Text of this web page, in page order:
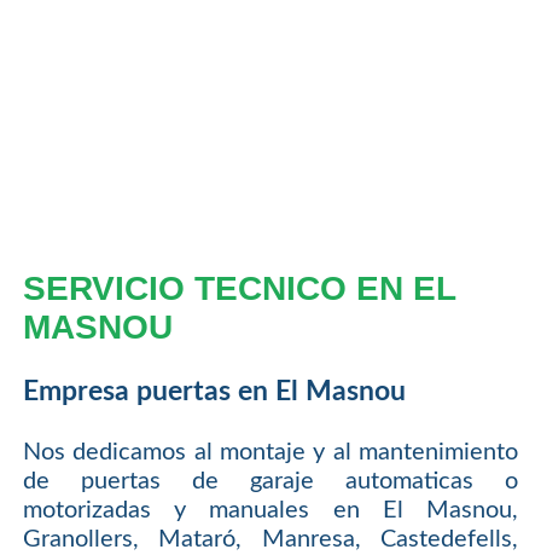
SERVICIO TECNICO EN EL
MASNOU
Empresa puertas en El Masnou
Nos dedicamos al montaje y al mantenimiento
de puertas de garaje automaticas o
motorizadas y manuales en El Masnou,
Granollers, Mataró, Manresa, Castedefells,